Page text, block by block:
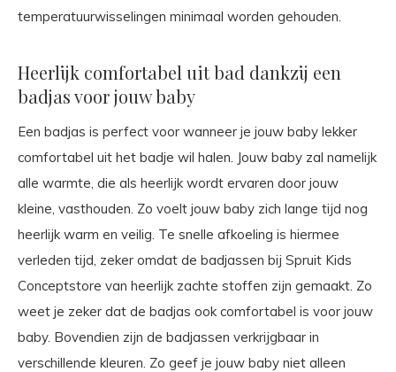
temperatuurwisselingen minimaal worden gehouden.
Heerlijk comfortabel uit bad dankzij een
badjas voor jouw baby
Een badjas is perfect voor wanneer je jouw baby lekker
comfortabel uit het badje wil halen. Jouw baby zal namelijk
alle warmte, die als heerlijk wordt ervaren door jouw
kleine, vasthouden. Zo voelt jouw baby zich lange tijd nog
heerlijk warm en veilig. Te snelle afkoeling is hiermee
verleden tijd, zeker omdat de badjassen bij Spruit Kids
Conceptstore van heerlijk zachte stoffen zijn gemaakt. Zo
weet je zeker dat de badjas ook comfortabel is voor jouw
baby. Bovendien zijn de badjassen verkrijgbaar in
verschillende kleuren. Zo geef je jouw baby niet alleen